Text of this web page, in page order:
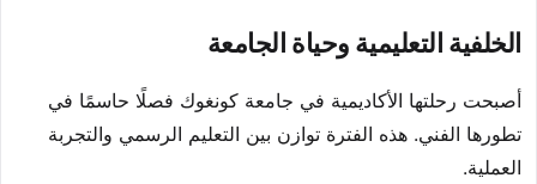
الخلفية التعليمية وحياة الجامعة
أصبحت رحلتها الأكاديمية في جامعة كونغوك فصلًا حاسمًا في
تطورها الفني. هذه الفترة توازن بين التعليم الرسمي والتجربة
العملية.